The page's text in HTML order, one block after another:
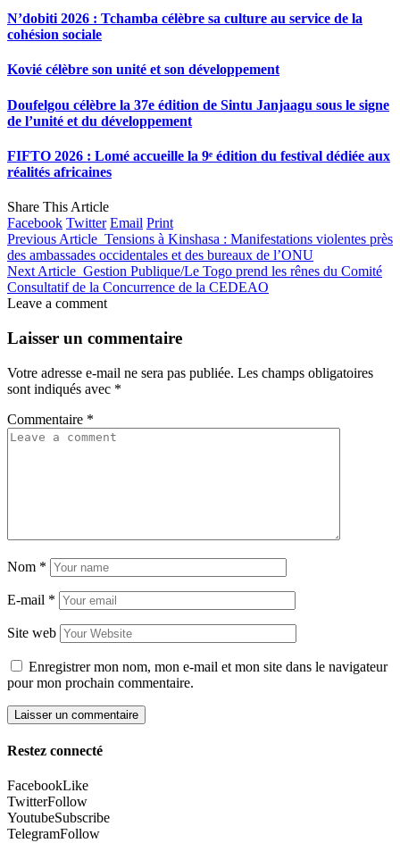
N’dobiti 2026 : Tchamba célèbre sa culture au service de la
cohésion sociale
Kovié célèbre son unité et son développement
Doufelgou célèbre la 37e édition de Sintu Janjaagu sous le signe
de l’unité et du développement
FIFTO 2026 : Lomé accueille la 9ᵉ édition du festival dédiée aux
réalités africaines
Share This Article
Facebook Twitter Email Print
Previous Article Tensions à Kinshasa : Manifestations violentes près
des ambassades occidentales et des bureaux de l’ONU
Next Article Gestion Publique/Le Togo prend les rênes du Comité
Consultatif de la Concurrence de la CEDEAO
Leave a comment
Laisser un commentaire
Votre adresse e-mail ne sera pas publiée. Les champs obligatoires
sont indiqués avec *
Commentaire *
Nom *
E-mail *
Site web
Enregistrer mon nom, mon e-mail et mon site dans le navigateur
pour mon prochain commentaire.
Restez connecté
FacebookLike
TwitterFollow
YoutubeSubscribe
TelegramFollow